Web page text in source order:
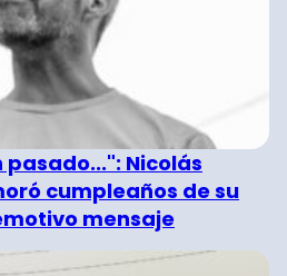
Nicolás
cumpleaños de su
mensaje